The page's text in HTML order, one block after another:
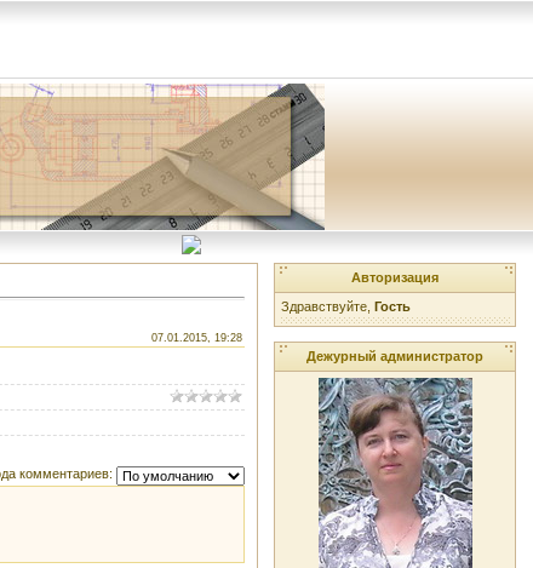
07.01.2015, 19:28
комментариев:
Авторизация
Здравствуйте, Гость
Дежурный администратор